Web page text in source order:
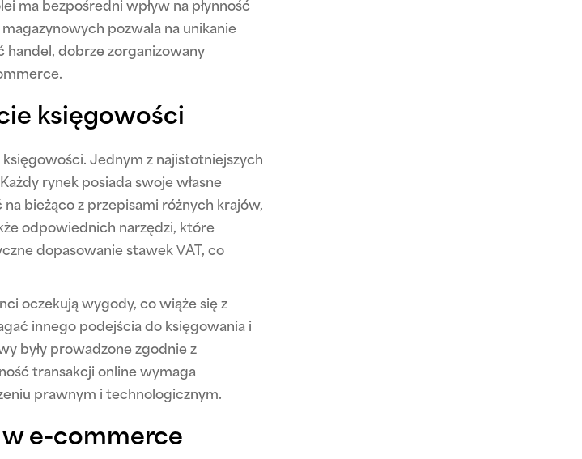
ma bezpośredni wpływ na płynność
pozwala na unikanie
dobrze zorganizowany
księgowości
Jednym z najistotniejszych
rynek posiada swoje własne
bieżąco z przepisami różnych krajów,
odpowiednich narzędzi, które
dopasowanie stawek VAT, co
oczekują wygody, co wiąże się z
innego podejścia do księgowania i
były prowadzone zgodnie z
transakcji online wymaga
prawnym i technologicznym.
e-commerce